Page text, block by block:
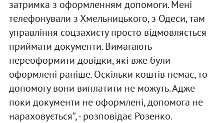
затримка з оформленням допомоги. Мені
телефонували з Хмельницького, з Одеси, там
управління соцзахисту просто відмовляється
приймати документи. Вимагають
переоформити довідки, які вже були
оформлені раніше. Оскільки коштів немає, то
допомогу вони виплатити не можуть. Адже
поки документи не оформлені, допомога не
нараховується”, - розповідає Розенко.